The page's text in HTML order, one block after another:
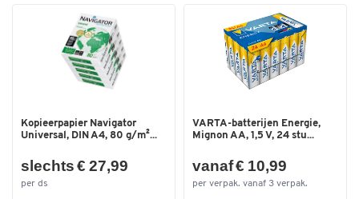
Kopieerpapier Navigator
Universal, DIN A4, 80 g/m²...
slechts € 27,99
per ds
VARTA-batterijen Energie,
Mignon AA, 1,5 V, 24 stu...
vanaf € 10,99
per verpak. vanaf 3 verpak.